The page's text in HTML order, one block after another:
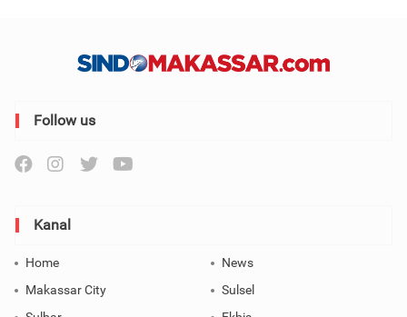
Follow us
Kanal
Home
News
Makassar City
Sulsel